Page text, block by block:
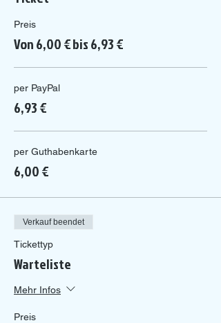
Preis
Von 6,00 € bis 6,93 €
per PayPal
6,93 €
per Guthabenkarte
6,00 €
Verkauf beendet
Tickettyp
Warteliste
Mehr Infos
Preis